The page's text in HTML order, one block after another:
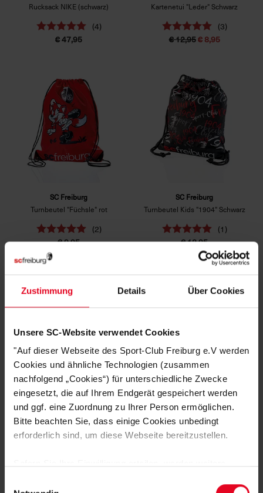
Zustimmung Details Über Cookies
Unsere SC-Website verwendet Cookies
"Auf dieser Webseite des Sport-Club Freiburg e.V werden
Cookies und ähnliche Technologien (zusammen
nachfolgend „Cookies“) für unterschiedliche Zwecke
eingesetzt, die auf Ihrem Endgerät gespeichert werden
und ggf. eine Zuordnung zu Ihrer Person ermöglichen.
Bitte beachten Sie, dass einige Cookies unbedingt
erforderlich sind, um diese Webseite bereitzustellen.
Rucksack NIKE (schwarz)
(4)
€ 47,95
Kartenetui "Leder" Schwarz
(3)
€ 12,95€ 8,95
SC Freiburg
Turnbeutel "Füchsle" rot
(2)
€ 9,95
SC Freiburg
Turnbeutel Kids "1904" Schwarz
(1)
€ 12,95
SC Freiburg
Kinderrucksack "Füchsle 3D" rot
(3)